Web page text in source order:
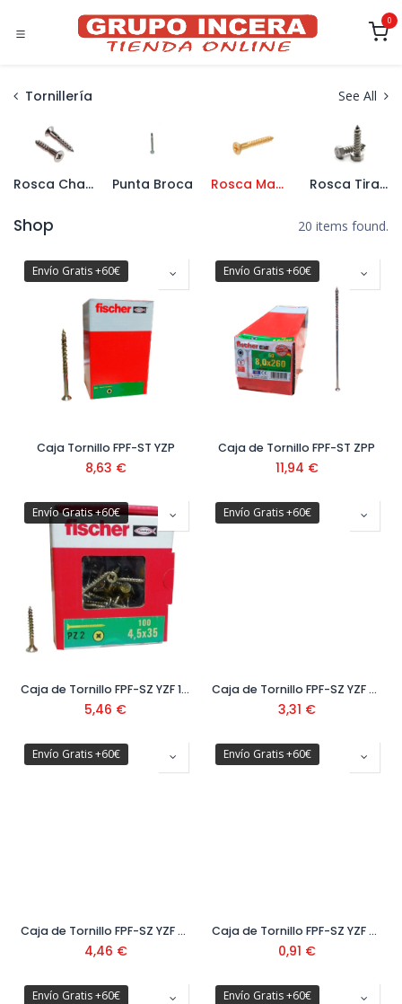
0
Tornillería See All
Rosca Chapa Punta Broca Rosca Madera Rosca Tirafondo
Shop 20 items found.
Envío Gratis +60€
Caja Tornillo FPF-ST YZP
8,63 €
Envío Gratis +60€
Caja de Tornillo FPF-ST ZPP
11,94 €
Envío Gratis +60€
Caja de Tornillo FPF-SZ YZF 100
5,46 €
Envío Gratis +60€
Caja de Tornillo FPF-SZ YZF 200
3,31 €
Envío Gratis +60€
Caja de Tornillo FPF-SZ YZF 300
4,46 €
Envío Gratis +60€
Caja de Tornillo FPF-SZ YZF BB1
0,91 €
Envío Gratis +60€ Envío Gratis +60€